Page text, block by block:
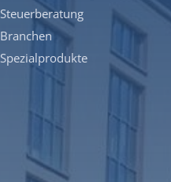
Steuerberatung
Branchen
Spezialprodukte